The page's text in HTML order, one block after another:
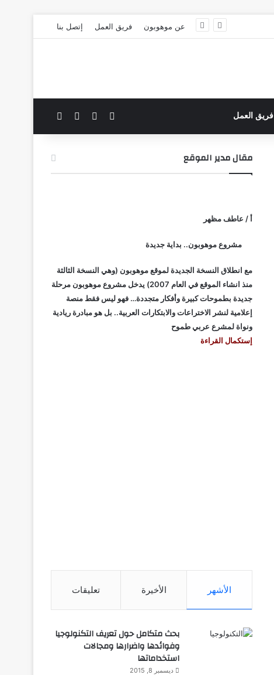
عن موهوبون فريق العمل إتصل بنا
فريق العمل فيسبوك الوضع المظلم
مقال مدير الموقع
أ / عاطف مظهر
مشروع موهوبون.. بداية جديدة
مع انطلاق النسخة الجديدة لموقع موهوبون (وهي النسخة الثالثة
منذ انشاء الموقع في العام 2007) يدخل مشروع موهوبون مرحلة
جديدة بطموحات كبيرة وأفكار متجددة… فهو ليس فقط منصة
إعلامية لنشر الاختراعات والابتكارات العربية.. بل هو مبادرة ريادية
ونواة لمشرع عربي طموح
إستكمال القراءة
الأشهر الأخيرة تعليقات
بحث متكامل حول تعريف التكنولوجيا
وفوائدها واضرارها ومجالات
استخداماتها
ديسمبر 8, 2015